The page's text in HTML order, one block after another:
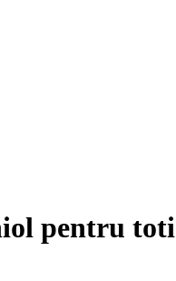
pentru toti